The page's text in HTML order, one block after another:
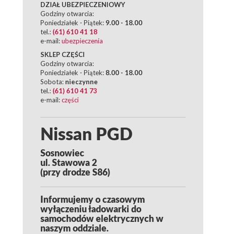
DZIAŁ UBEZPIECZENIOWY
Godziny otwarcia:
Poniedziałek - Piątek: 9.00 - 18.00
tel.: (61) 610 41 18
e-mail:ubezpieczenia
SKLEP CZĘŚCI
Godziny otwarcia:
Poniedziałek - Piątek: 8.00 - 18.00
Sobota: nieczynne
tel.: (61) 610 41 73
e-mail:części
Nissan PGD
Sosnowiec
ul. Stawowa 2
(przy drodze S86)
Informujemy o czasowym
wyłączeniu ładowarki do
samochodów elektrycznych w
naszym oddziale.